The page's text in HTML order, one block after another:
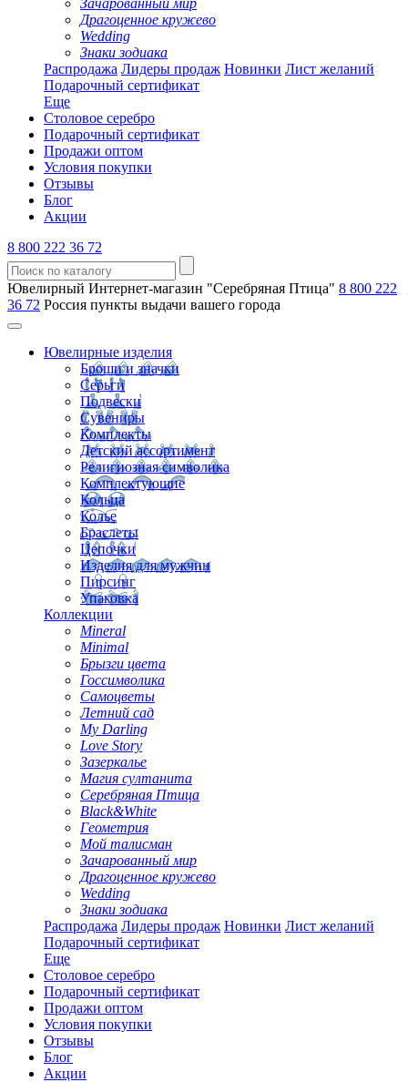
Зачарованный мир
Драгоценное кружево
Wedding
Знаки зодиака
Распродажа Лидеры продаж Новинки Лист желаний
Подарочный сертификат
Еще
Столовое серебро
Подарочный сертификат
Продажи оптом
Условия покупки
Отзывы
Блог
Акции
8 800 222 36 72
Ювелирный Интернет-магазин "Серебряная Птица" 8 800 222
36 72 Россия пункты выдачи вашего города
Ювелирные изделия
Броши и значки
Серьги
Подвески
Сувениры
Комплекты
Детский ассортимент
Религиозная символика
Комплектующие
Кольца
Колье
Браслеты
Цепочки
Изделия для мужчин
Пирсинг
Упаковка
Коллекции
Mineral
Minimal
Брызги цвета
Госсимволика
Самоцветы
Летний сад
My Darling
Love Story
Зазеркалье
Магия султанита
Серебряная Птица
Black&White
Геометрия
Мой талисман
Зачарованный мир
Драгоценное кружево
Wedding
Знаки зодиака
Распродажа Лидеры продаж Новинки Лист желаний
Подарочный сертификат
Еще
Столовое серебро
Подарочный сертификат
Продажи оптом
Условия покупки
Отзывы
Блог
Акции